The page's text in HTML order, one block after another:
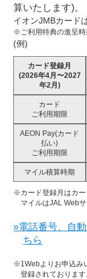
算いたします)。
イオンJMBカード
※ご利用特典の進呈時
(例)
カード登録月
(2026年4月〜2027
年2月)
カード
ご利用期限
AEON Pay(カード
払い)
ご利用期限
マイル積算時期
※カード登録月はカー
マイルはJAL Web
»電話番号、自
ちら
※1Webよりお申込み
登録されております